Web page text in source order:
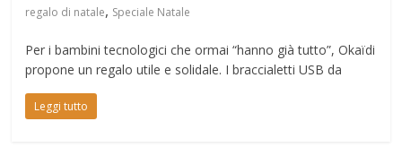
regalo di natale, Speciale Natale
Per i bambini tecnologici che ormai “hanno già tutto”, Okaïdi
propone un regalo utile e solidale. I braccialetti USB da
Leggi tutto